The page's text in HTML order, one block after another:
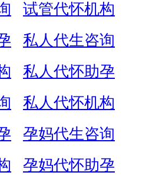
试管代怀机构
私人代生咨询
私人代怀助孕
私人代怀机构
孕妈代生咨询
孕妈代怀助孕